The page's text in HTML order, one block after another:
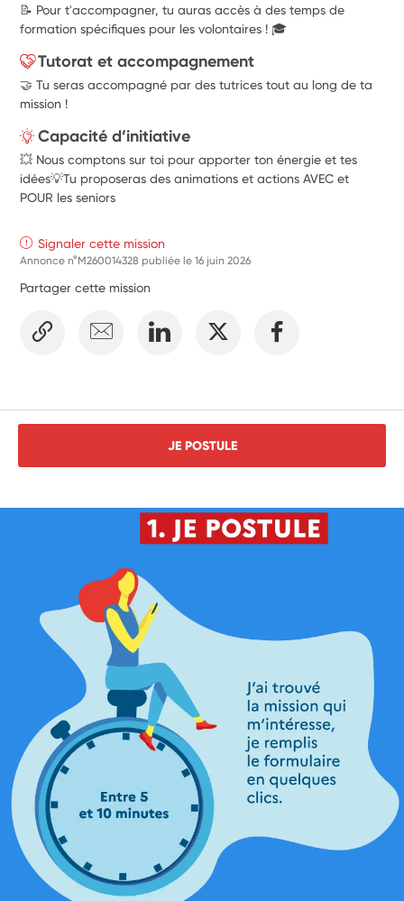
📝 Pour t'accompagner, tu auras accès à des temps de
formation spécifiques pour les volontaires ! 🎓
Tutorat et accompagnement
🤝 Tu seras accompagné par des tutrices tout au long de ta
mission !
Capacité d’initiative
💥 Nous comptons sur toi pour apporter ton énergie et tes
idées💡Tu proposeras des animations et actions AVEC et
POUR les seniors
Signaler cette mission
Annonce n°M260014328 publiée le16 juin 2026
Partager cette mission
JE POSTULE